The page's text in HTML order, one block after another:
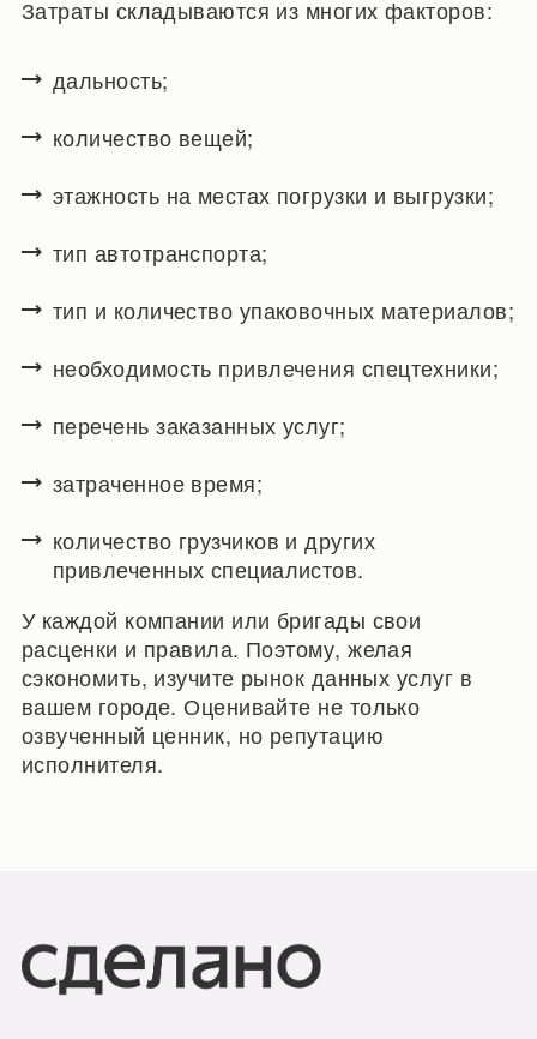
Затраты складываются из многих факторов:
дальность;
количество вещей;
этажность на местах погрузки и выгрузки;
тип автотранспорта;
тип и количество упаковочных материалов;
необходимость привлечения спецтехники;
перечень заказанных услуг;
затраченное время;
количество грузчиков и других
привлеченных специалистов.
У каждой компании или бригады свои
расценки и правила. Поэтому, желая
сэкономить, изучите рынок данных услуг в
вашем городе. Оценивайте не только
озвученный ценник, но репутацию
исполнителя.